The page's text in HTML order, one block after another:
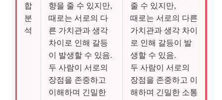
합
분
석
향을 줄 수 있지만,
때로는 서로의 다
른 가치관과 생각
차이로 인해 갈등
이 발생할 수 있음.
두 사람이 서로의
장점을 존중하고
이해하며 긴밀한
줄 수 있지만,
때로는 서로의 다른
가치관과 생각 차이
로 인해 갈등이 발
생할 수 있음.
두 사람이 서로의
장점을 존중하고 이
해하며 긴밀한 소통